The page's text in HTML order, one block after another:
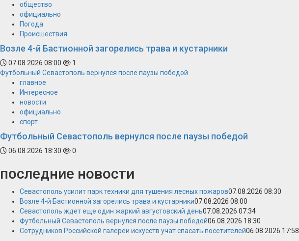
общество
официально
Погода
Происшествия
Возле 4-й Бастионной загорелись трава и кустарники
07.08.2026 08:00
1
Футбольный Севастополь вернулся после паузы победой
главное
Интересное
новости
официально
спорт
Футбольный Севастополь вернулся после паузы победой
06.08.2026 18:30 0
последние новости
Севастополь усилит парк техники для тушения лесных пожаров07.08.2026 08:30
Возле 4-й Бастионной загорелись трава и кустарники07.08.2026 08:00
Севастополь ждет еще один жаркий августовский день07.08.2026 07:34
Футбольный Севастополь вернулся после паузы победой06.08.2026 18:30
Сотрудников Российской галереи искусств учат спасать посетителей06.08.2026 17:58